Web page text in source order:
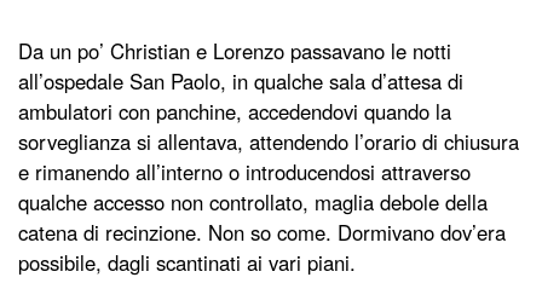
Da un po’ Christian e Lorenzo passavano le notti
all’ospedale San Paolo, in qualche sala d’attesa di
ambulatori con panchine, accedendovi quando la
sorveglianza si allentava, attendendo l’orario di chiusura
e rimanendo all’interno o introducendosi attraverso
qualche accesso non controllato, maglia debole della
catena di recinzione. Non so come. Dormivano dov’era
possibile, dagli scantinati ai vari piani.